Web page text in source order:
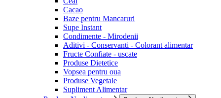
Cacao
Baze pentru Mancaruri
Supe Instant
Condimente - Mirodenii
Aditivi - Conservanti - Colorant alimentar
Fructe Confiate - uscate
Produse Dietetice
Vopsea pentru oua
Produse Vegetale
Supliment Alimentar